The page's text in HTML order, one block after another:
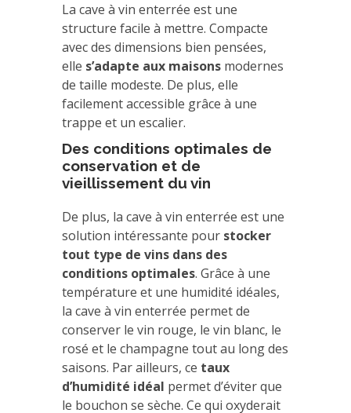
La cave à vin enterrée est une
structure facile à mettre. Compacte
avec des dimensions bien pensées,
elle s’adapte aux maisons modernes
de taille modeste. De plus, elle
facilement accessible grâce à une
trappe et un escalier.
Des conditions optimales de
conservation et de
vieillissement du vin
De plus, la cave à vin enterrée est une
solution intéressante pour stocker
tout type de vins dans des
conditions optimales. Grâce à une
température et une humidité idéales,
la cave à vin enterrée permet de
conserver le vin rouge, le vin blanc, le
rosé et le champagne tout au long des
saisons. Par ailleurs, ce taux
d’humidité idéal permet d’éviter que
le bouchon se sèche. Ce qui oxyderait